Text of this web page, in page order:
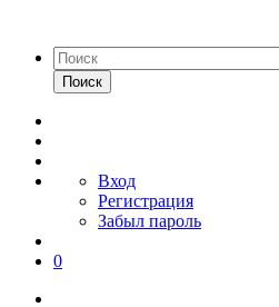
Поиск
Вход
Регистрация
Забыл пароль
0